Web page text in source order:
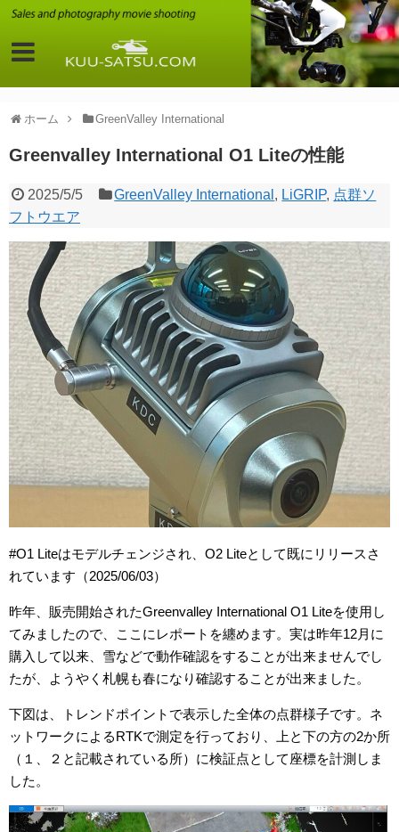
ホーム GreenValley International
Greenvalley International O1 Liteの性能
2025/5/5 GreenValley International , LiGRIP, 点群ソ
フトウエア
#O1 Liteはモデルチェンジされ、O2 Liteとして既にリリースさ
れています（2025/06/03）
昨年、販売開始されたGreenvalley International O1 Liteを使用し
てみましたので、ここにレポートを纏めます。実は昨年12月に
購入して以来、雪などで動作確認をすることが出来ませんでし
たが、ようやく札幌も春になり確認することが出来ました。
下図は、トレンドポイントで表示した全体の点群様子です。ネ
ットワークによるRTKで測定を行っており、上と下の方の2か所
（１、２と記載されている所）に検証点として座標を計測しま
した。